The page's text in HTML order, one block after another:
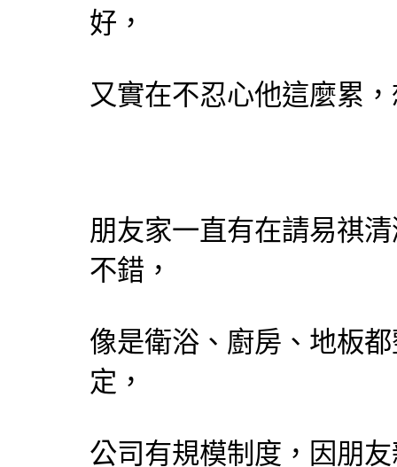
好，
又實在不忍心他這麼累
朋友家一直有在請易祺
不錯，
像是衛浴、廚房、地板
定，
公司有規模制度，因朋